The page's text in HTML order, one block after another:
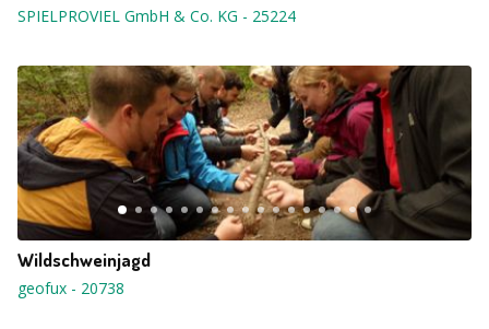
SPIELPROVIEL GmbH & Co. KG - 25224
Wildschweinjagd
geofux - 20738